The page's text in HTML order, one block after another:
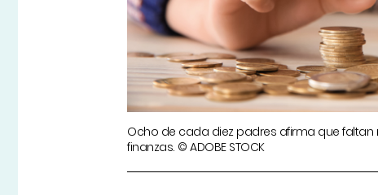
Ocho de cada diez padres afirma que
finanzas. © ADOBE STOCK